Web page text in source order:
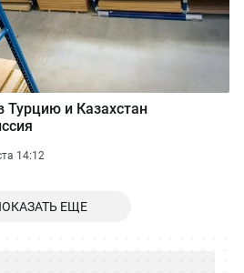
Турцию и Казахстан
14:12
ЕЩЕ